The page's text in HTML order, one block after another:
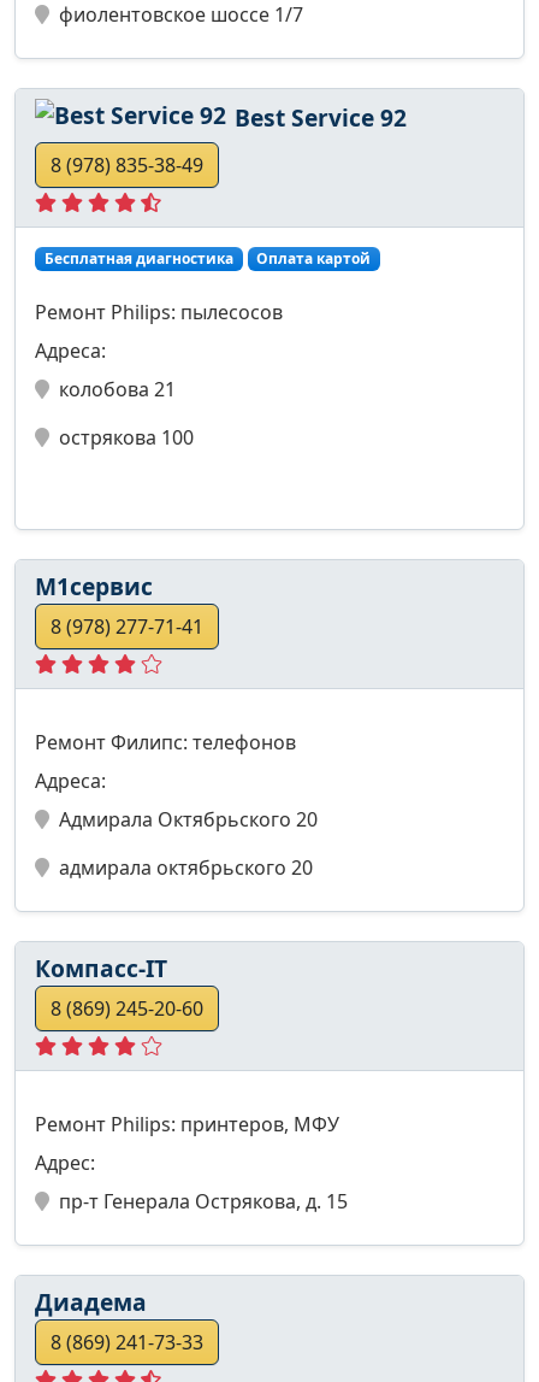
фиолентовское шоссе 1/7
Best Service 92
8 (978) 835-38-49
Бесплатная диагностика Оплата картой
Ремонт Philips: пылесосов
Адреса:
колобова 21
острякова 100
М1сервис
8 (978) 277-71-41
Ремонт Филипс: телефонов
Адреса:
Адмирала Октябрьского 20
адмирала октябрьского 20
Компасс-IТ
8 (869) 245-20-60
Ремонт Philips: принтеров, МФУ
Адрес:
пр-т Генерала Острякова, д. 15
Диадема
8 (869) 241-73-33